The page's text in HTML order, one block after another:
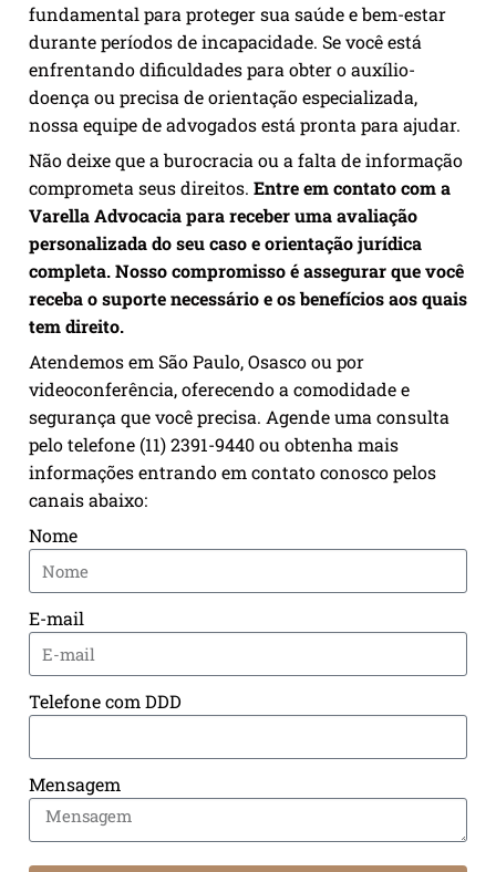
fundamental para proteger sua saúde e bem-estar
durante períodos de incapacidade. Se você está
enfrentando dificuldades para obter o auxílio-
doença ou precisa de orientação especializada,
nossa equipe de advogados está pronta para ajudar.
Não deixe que a burocracia ou a falta de informação
comprometa seus direitos. Entre em contato com a
Varella Advocacia para receber uma avaliação
personalizada do seu caso e orientação jurídica
completa. Nosso compromisso é assegurar que você
receba o suporte necessário e os benefícios aos quais
tem direito.
Atendemos em São Paulo, Osasco ou por
videoconferência, oferecendo a comodidade e
segurança que você precisa. Agende uma consulta
pelo telefone (11) 2391-9440 ou obtenha mais
informações entrando em contato conosco pelos
canais abaixo:
Nome
E-mail
Telefone com DDD
Mensagem